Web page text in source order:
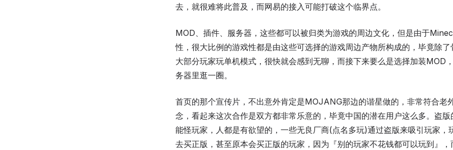
去，就很难将此普及，而网易的接入可能打破这个临界点。
MOD、插件、服务器，这些都可以被归类为游戏的周边文化，但是由于
性，很大比例的游戏性都是由这些可选择的游戏周边产物所构成的，毕竟除了
大部分玩家玩单机模式，很快就会感到无聊，而接下来要么是选择加装MOD
务器里逛一圈。
首页的那个宣传片，不出意外肯定是MOJANG那边的谐星做的，非常符合老
念，看起来这次合作是双方都非常乐意的，毕竟中国的潜在用户这么多。盗版
能怪玩家，人都是有欲望的，一些无良厂商(点名多玩)通过盗版来吸引玩家，
去买正版，甚至原本会买正版的玩家，因为『别的玩家不花钱都可以玩到』，